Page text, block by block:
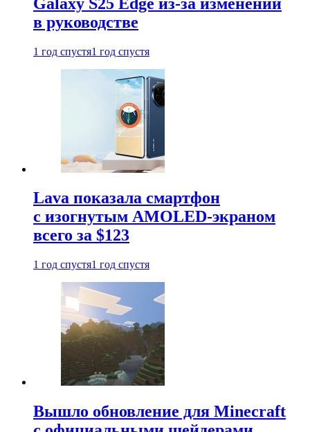
в руководстве
1 год спустя1 год спустя
Lava показала смартфон
с изогнутым AMOLED-экраном
всего за $123
1 год спустя1 год спустя
Вышло обновление для Minecraft